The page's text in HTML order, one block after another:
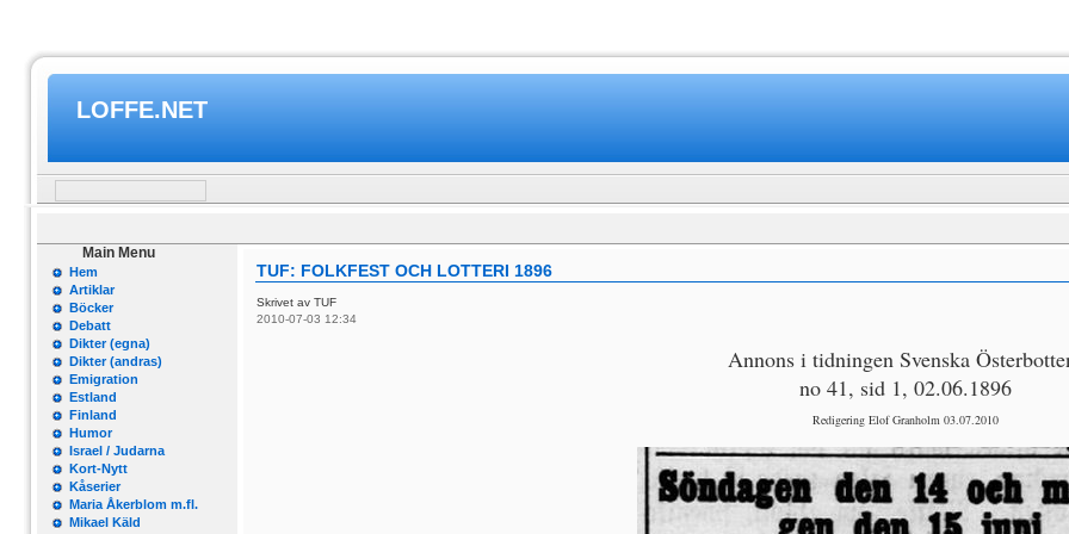
LOFFE.NET
Main Menu
Hem
Artiklar
Böcker
Debatt
Dikter (egna)
Dikter (andras)
Emigration
Estland
Finland
Humor
Israel / Judarna
Kort-Nytt
Kåserier
Maria Åkerblom m.fl.
Mikael Käld
TUF: FOLKFEST OCH LOTTERI 1896
Skrivet av TUF
2010-07-03 12:34
Annons i tidningen Svenska
no 41, sid 1, 02.06.1896
Redigering Elof Granholm 03.07.2010